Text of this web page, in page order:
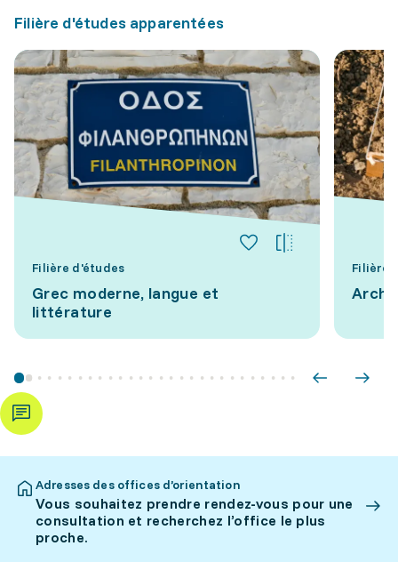
Filière d'études apparentées
Filière d'études
Grec moderne, langue et
littérature
Filière
Adresses des offices d’orientation
Vous souhaitez prendre rendez-vous pour une
consultation et recherchez l’office le plus
proche.